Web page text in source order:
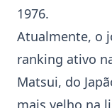
1976.
Atualmente, o
ranking ativo
Matsui, do
mais velho na